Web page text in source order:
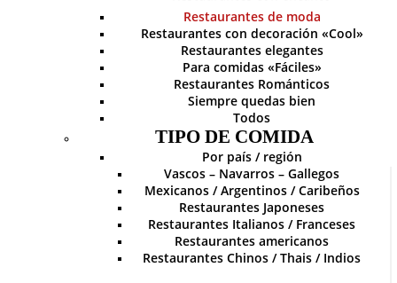
Restaurantes de moda
Restaurantes con decoración «Cool»
Restaurantes elegantes
Para comidas «Fáciles»
Restaurantes Románticos
Siempre quedas bien
Todos
TIPO DE COMIDA
Por país / región
Vascos – Navarros – Gallegos
Mexicanos / Argentinos / Caribeños
Restaurantes Japoneses
Restaurantes Italianos / Franceses
Restaurantes americanos
Restaurantes Chinos / Thais / Indios